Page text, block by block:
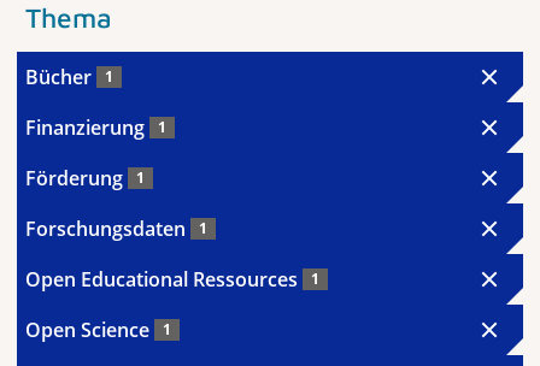
Thema
Bücher 1
Finanzierung 1
Förderung 1
Forschungsdaten 1
Open Educational Ressources 1
Open Science 1